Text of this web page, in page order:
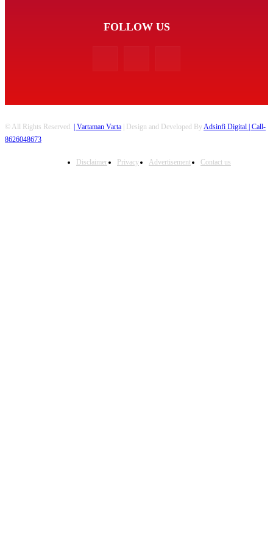
FOLLOW US
© All Rights Reserved. | Vartaman Varta | Design and Developed ByAdsinfi Digital | Call-
8626048673
Disclaimer Privacy Advertisement Contact us